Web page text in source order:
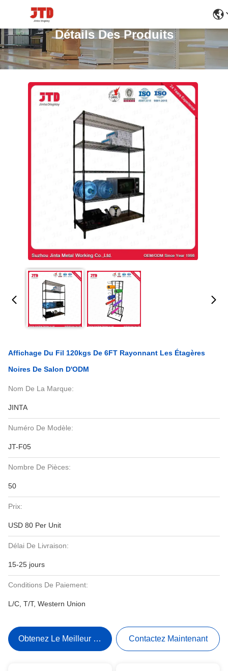
Détails Des Produits
Affichage Du Fil 120kgs De 6FT Rayonnant Les Étagères
Noires De Salon D'ODM
Nom De La Marque:
JINTA
Numéro De Modèle:
JT-F05
Nombre De Pièces:
50
Prix:
USD 80 Per Unit
Délai De Livraison:
15-25 jours
Conditions De Paiement:
L/C, T/T, Western Union
Obtenez Le Meilleur Prix Contactez Maintenant